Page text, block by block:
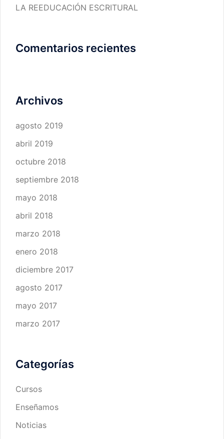
LA REEDUCACIÓN ESCRITURAL
Comentarios recientes
Archivos
agosto 2019
abril 2019
octubre 2018
septiembre 2018
mayo 2018
abril 2018
marzo 2018
enero 2018
diciembre 2017
agosto 2017
mayo 2017
marzo 2017
Categorías
Cursos
Enseñamos
Noticias